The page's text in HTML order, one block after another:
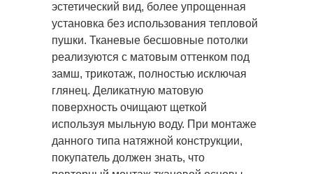
эстетический вид, более упрощенная
установка без использования тепловой
пушки. Тканевые бесшовные потолки
реализуются с матовым оттенком под
замш, трикотаж, полностью исключая
глянец. Деликатную матовую
поверхность очищают щеткой
используя мыльную воду. При монтаже
данного типа натяжной конструкции,
покупатель должен знать, что